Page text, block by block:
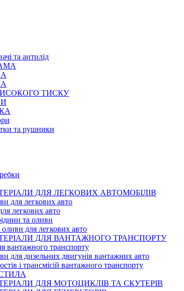
та антилід
ТИСКУ
та рушники
ДЛЯ ЛЕГКОВИХ АВТОМОБІЛІВ
для легкових авто
легкових авто
та оливи
оливи для легкових авто
ДЛЯ ВАНТАЖНОГО ТРАНСПОРТУ
вантажного транспорту
для дизельних двигунів вантажних авто
і трансмісій вантажного транспорту
ДЛЯ МОТОЦИКЛІВ ТА СКУТЕРІВ